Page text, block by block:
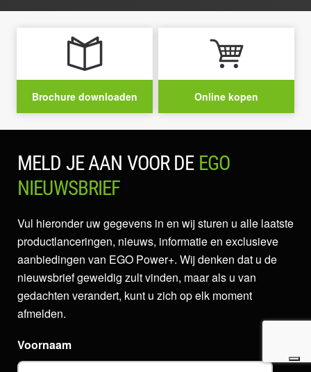
Brochure downloaden Online kopen
MELD JE AAN VOOR DE EGO
NIEUWSBRIEF
Vul hieronder uw gegevens in en wij sturen u alle laatste
productlanceringen, nieuws, informatie en exclusieve
aanbiedingen van EGO Power+. Wij denken dat u de
nieuwsbrief geweldig zult vinden, maar als u van
gedachten verandert, kunt u zich op elk moment
afmelden.
Voornaam